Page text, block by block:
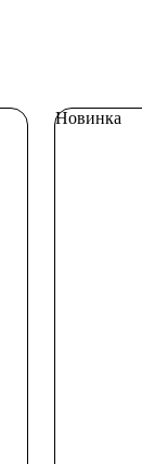
Новинка